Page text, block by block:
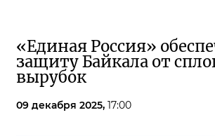
«Единая Россия»
защиту Байкала от
вырубок
09 декабря 2025, 17:00